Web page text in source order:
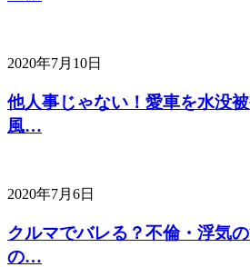
2020年7月10日
他人事じゃない！愛車を水没
風…
2020年7月6日
クルマでバレる？不倫・浮気
の…